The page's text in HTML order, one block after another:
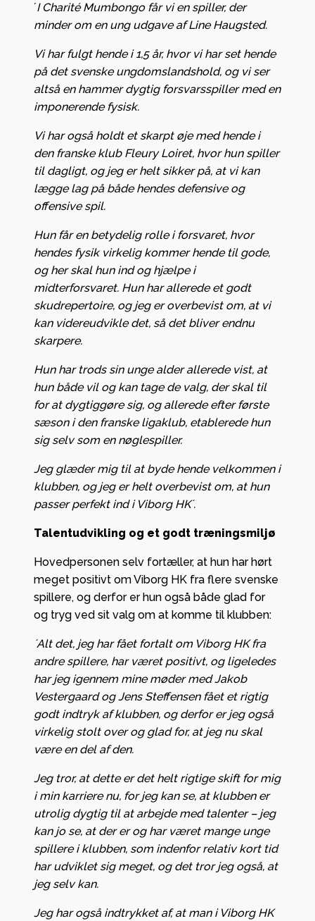
´I Charité Mumbongo får vi en spiller, der
minder om en ung udgave af Line Haugsted.
Vi har fulgt hende i 1,5 år, hvor vi har set hende
på det svenske ungdomslandshold, og vi ser
altså en hammer dygtig forsvarsspiller med en
imponerende fysisk.
Vi har også holdt et skarpt øje med hende i
den franske klub Fleury Loiret, hvor hun spiller
til dagligt, og jeg er helt sikker på, at vi kan
lægge lag på både hendes defensive og
offensive spil.
Hun får en betydelig rolle i forsvaret, hvor
hendes fysik virkelig kommer hende til gode,
og her skal hun ind og hjælpe i
midterforsvaret. Hun har allerede et godt
skudrepertoire, og jeg er overbevist om, at vi
kan videreudvikle det, så det bliver endnu
skarpere.
Hun har trods sin unge alder allerede vist, at
hun både vil og kan tage de valg, der skal til
for at dygtiggøre sig, og allerede efter første
sæson i den franske ligaklub, etablerede hun
sig selv som en nøglespiller.
Jeg glæder mig til at byde hende velkommen i
klubben, og jeg er helt overbevist om, at hun
passer perfekt ind i Viborg HK´.
Talentudvikling og et godt træningsmiljø
Hovedpersonen selv fortæller, at hun har hørt
meget positivt om Viborg HK fra flere svenske
spillere, og derfor er hun også både glad for
og tryg ved sit valg om at komme til klubben:
´Alt det, jeg har fået fortalt om Viborg HK fra
andre spillere, har været positivt, og ligeledes
har jeg igennem mine møder med Jakob
Vestergaard og Jens Steffensen fået et rigtig
godt indtryk af klubben, og derfor er jeg også
virkelig stolt over og glad for, at jeg nu skal
være en del af den.
Jeg tror, at dette er det helt rigtige skift for mig
i min karriere nu, for jeg kan se, at klubben er
utrolig dygtig til at arbejde med talenter – jeg
kan jo se, at der er og har været mange unge
spillere i klubben, som indenfor relativ kort tid
har udviklet sig meget, og det tror jeg også, at
jeg selv kan.
Jeg har også indtrykket af, at man i Viborg HK